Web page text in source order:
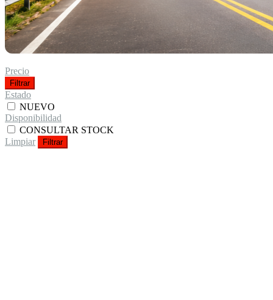
Precio
Filtrar
Estado
NUEVO
Disponibilidad
CONSULTAR STOCK
Limpiar
Filtrar